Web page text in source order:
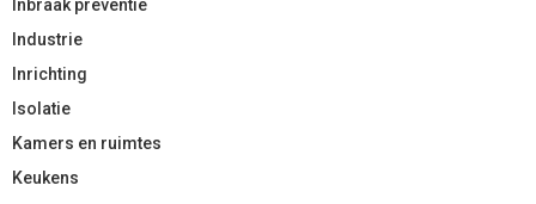
Inbraak preventie
Industrie
Inrichting
Isolatie
Kamers en ruimtes
Keukens